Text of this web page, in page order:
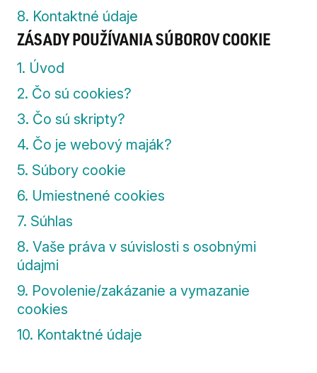
8. Kontaktné údaje
ZÁSADY POUŽÍVANIA SÚBOROV COOKIE
1. Úvod
2. Čo sú cookies?
3. Čo sú skripty?
4. Čo je webový maják?
5. Súbory cookie
6. Umiestnené cookies
7. Súhlas
8. Vaše práva v súvislosti s osobnými
údajmi
9. Povolenie/zakázanie a vymazanie
cookies
10. Kontaktné údaje